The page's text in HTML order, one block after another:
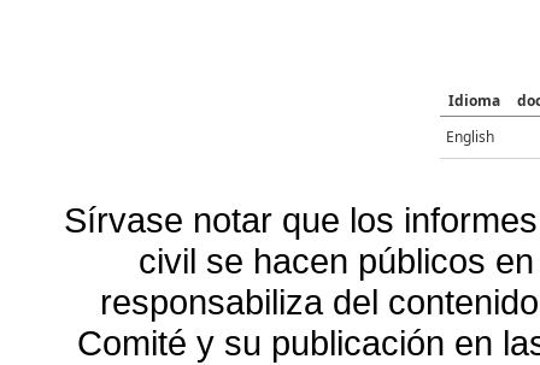
Idioma
English
Sírvase notar que los
civil se hacen públicos
responsabiliza del
Comité y su publicación en